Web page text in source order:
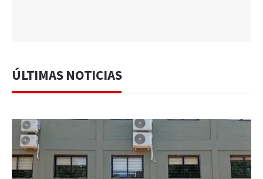
ÚLTIMAS NOTICIAS